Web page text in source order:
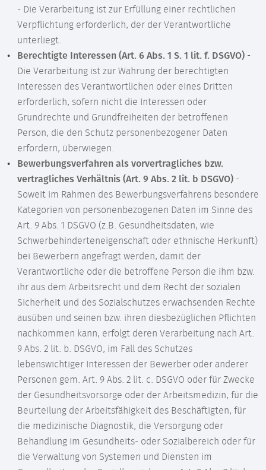
- Die Verarbeitung ist zur Erfüllung einer rechtlichen
Verpflichtung erforderlich, der der Verantwortliche
unterliegt.
Berechtigte Interessen (Art. 6 Abs. 1 S. 1 lit. f. DSGVO) -
Die Verarbeitung ist zur Wahrung der berechtigten
Interessen des Verantwortlichen oder eines Dritten
erforderlich, sofern nicht die Interessen oder
Grundrechte und Grundfreiheiten der betroffenen
Person, die den Schutz personenbezogener Daten
erfordern, überwiegen.
Bewerbungsverfahren als vorvertragliches bzw.
vertragliches Verhältnis (Art. 9 Abs. 2 lit. b DSGVO) -
Soweit im Rahmen des Bewerbungsverfahrens besondere
Kategorien von personenbezogenen Daten im Sinne des
Art. 9 Abs. 1 DSGVO (z.B. Gesundheitsdaten, wie
Schwerbehinderteneigenschaft oder ethnische Herkunft)
bei Bewerbern angefragt werden, damit der
Verantwortliche oder die betroffene Person die ihm bzw.
ihr aus dem Arbeitsrecht und dem Recht der sozialen
Sicherheit und des Sozialschutzes erwachsenden Rechte
ausüben und seinen bzw. ihren diesbezüglichen Pflichten
nachkommen kann, erfolgt deren Verarbeitung nach Art.
9 Abs. 2 lit. b. DSGVO, im Fall des Schutzes
lebenswichtiger Interessen der Bewerber oder anderer
Personen gem. Art. 9 Abs. 2 lit. c. DSGVO oder für Zwecke
der Gesundheitsvorsorge oder der Arbeitsmedizin, für die
Beurteilung der Arbeitsfähigkeit des Beschäftigten, für
die medizinische Diagnostik, die Versorgung oder
Behandlung im Gesundheits- oder Sozialbereich oder für
die Verwaltung von Systemen und Diensten im